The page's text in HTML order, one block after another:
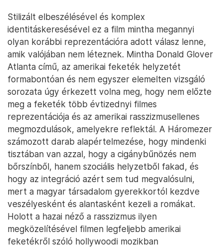
Stilizált elbeszélésével és komplex
identitáskeresésével ez a film mintha megannyi
olyan korábbi reprezentációra adott válasz lenne,
amik valójában nem léteznek. Mintha Donald Glover
Atlanta című, az amerikai feketék helyzetét
formabontóan és nem egyszer elemelten vizsgáló
sorozata úgy érkezett volna meg, hogy nem előzte
meg a feketék több évtizednyi filmes
reprezentációja és az amerikai rasszizmusellenes
megmozdulások, amelyekre reflektál. A Háromezer
számozott darab alapértelmezése, hogy mindenki
tisztában van azzal, hogy a cigánybűnözés nem
bőrszínből, hanem szociális helyzetből fakad, és
hogy az integráció azért sem tud megvalósulni,
mert a magyar társadalom gyerekkortól kezdve
veszélyesként és alantasként kezeli a romákat.
Holott a hazai néző a rasszizmus ilyen
megközelítésével filmen legfeljebb amerikai
feketékről szóló hollywoodi mozikban